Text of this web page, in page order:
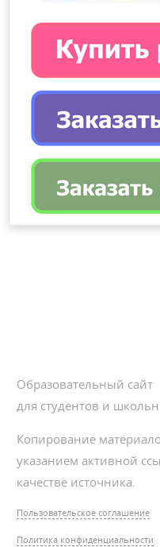
Образовательный сайт
для студентов и
Копирование
указанием активной
качестве источника.
Пользовательское соглашение
Политика конфиденциальности